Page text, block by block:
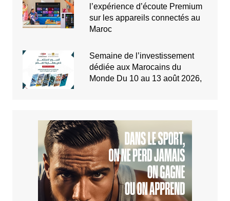
l’expérience d’écoute Premium
sur les appareils connectés au
Maroc
Semaine de l’investissement
dédiée aux Marocains du
Monde Du 10 au 13 août 2026,